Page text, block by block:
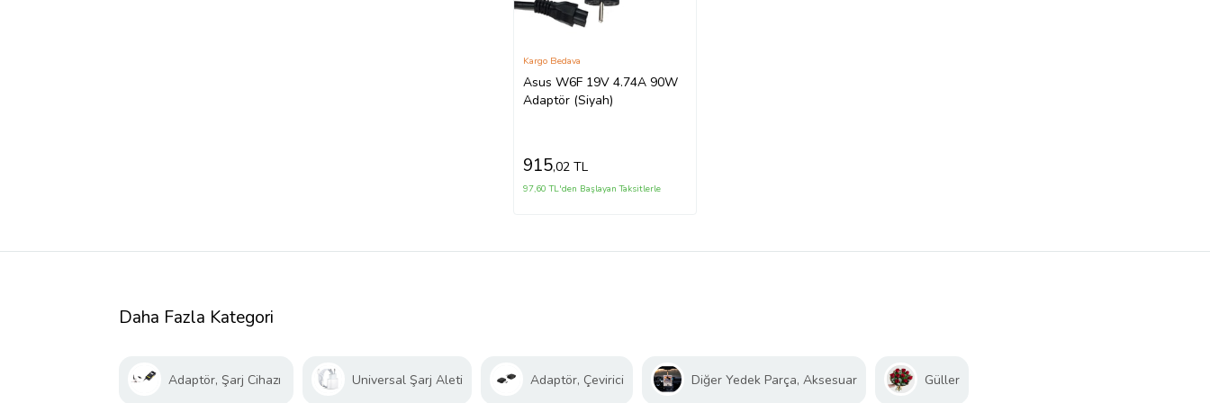
Asus W6F 19V 4.74A 90W
Adaptör (Siyah)
Kargo Bedava
915,02 TL
97,60 TL'den Başlayan Taksitlerle
Daha Fazla Kategori
Adaptör, Şarj Cihazı Universal Şarj Aleti Adaptör, Çevirici Diğer Yedek Parça, Aksesuar Güller